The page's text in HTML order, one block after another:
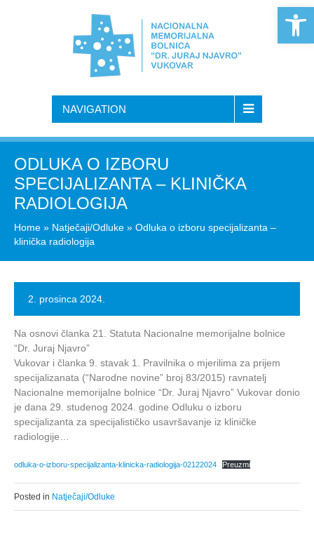
NAVIGATION
ODLUKA O IZBORU
SPECIJALIZANTA – KLINIČKA
RADIOLOGIJA
Home » Natječaji/Odluke » Odluka o izboru specijalizanta –
klinička radiologija
2. prosinca 2024.
Na osnovi članka 21. Statuta Nacionalne memorijalne bolnice
“Dr. Juraj Njavro”
Vukovar i članka 9. stavak 1. Pravilnika o mjerilima za prijem
specijalizanata (“Narodne novine” broj 83/2015) ravnatelj
Nacionalne memorijalne bolnice “Dr. Juraj Njavro” Vukovar donio
je dana 29. studenog 2024. godine Odluku o izboru
specijalizanta za specijalističko usavršavanje iz kliničke
radiologije…
odluka-o-izboru-specijalizanta-klinicka-radiologija-02122024 Preuzmi
Posted in Natječaji/Odluke